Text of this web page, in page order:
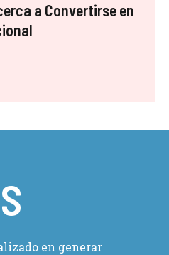
a Convertirse en
en generar